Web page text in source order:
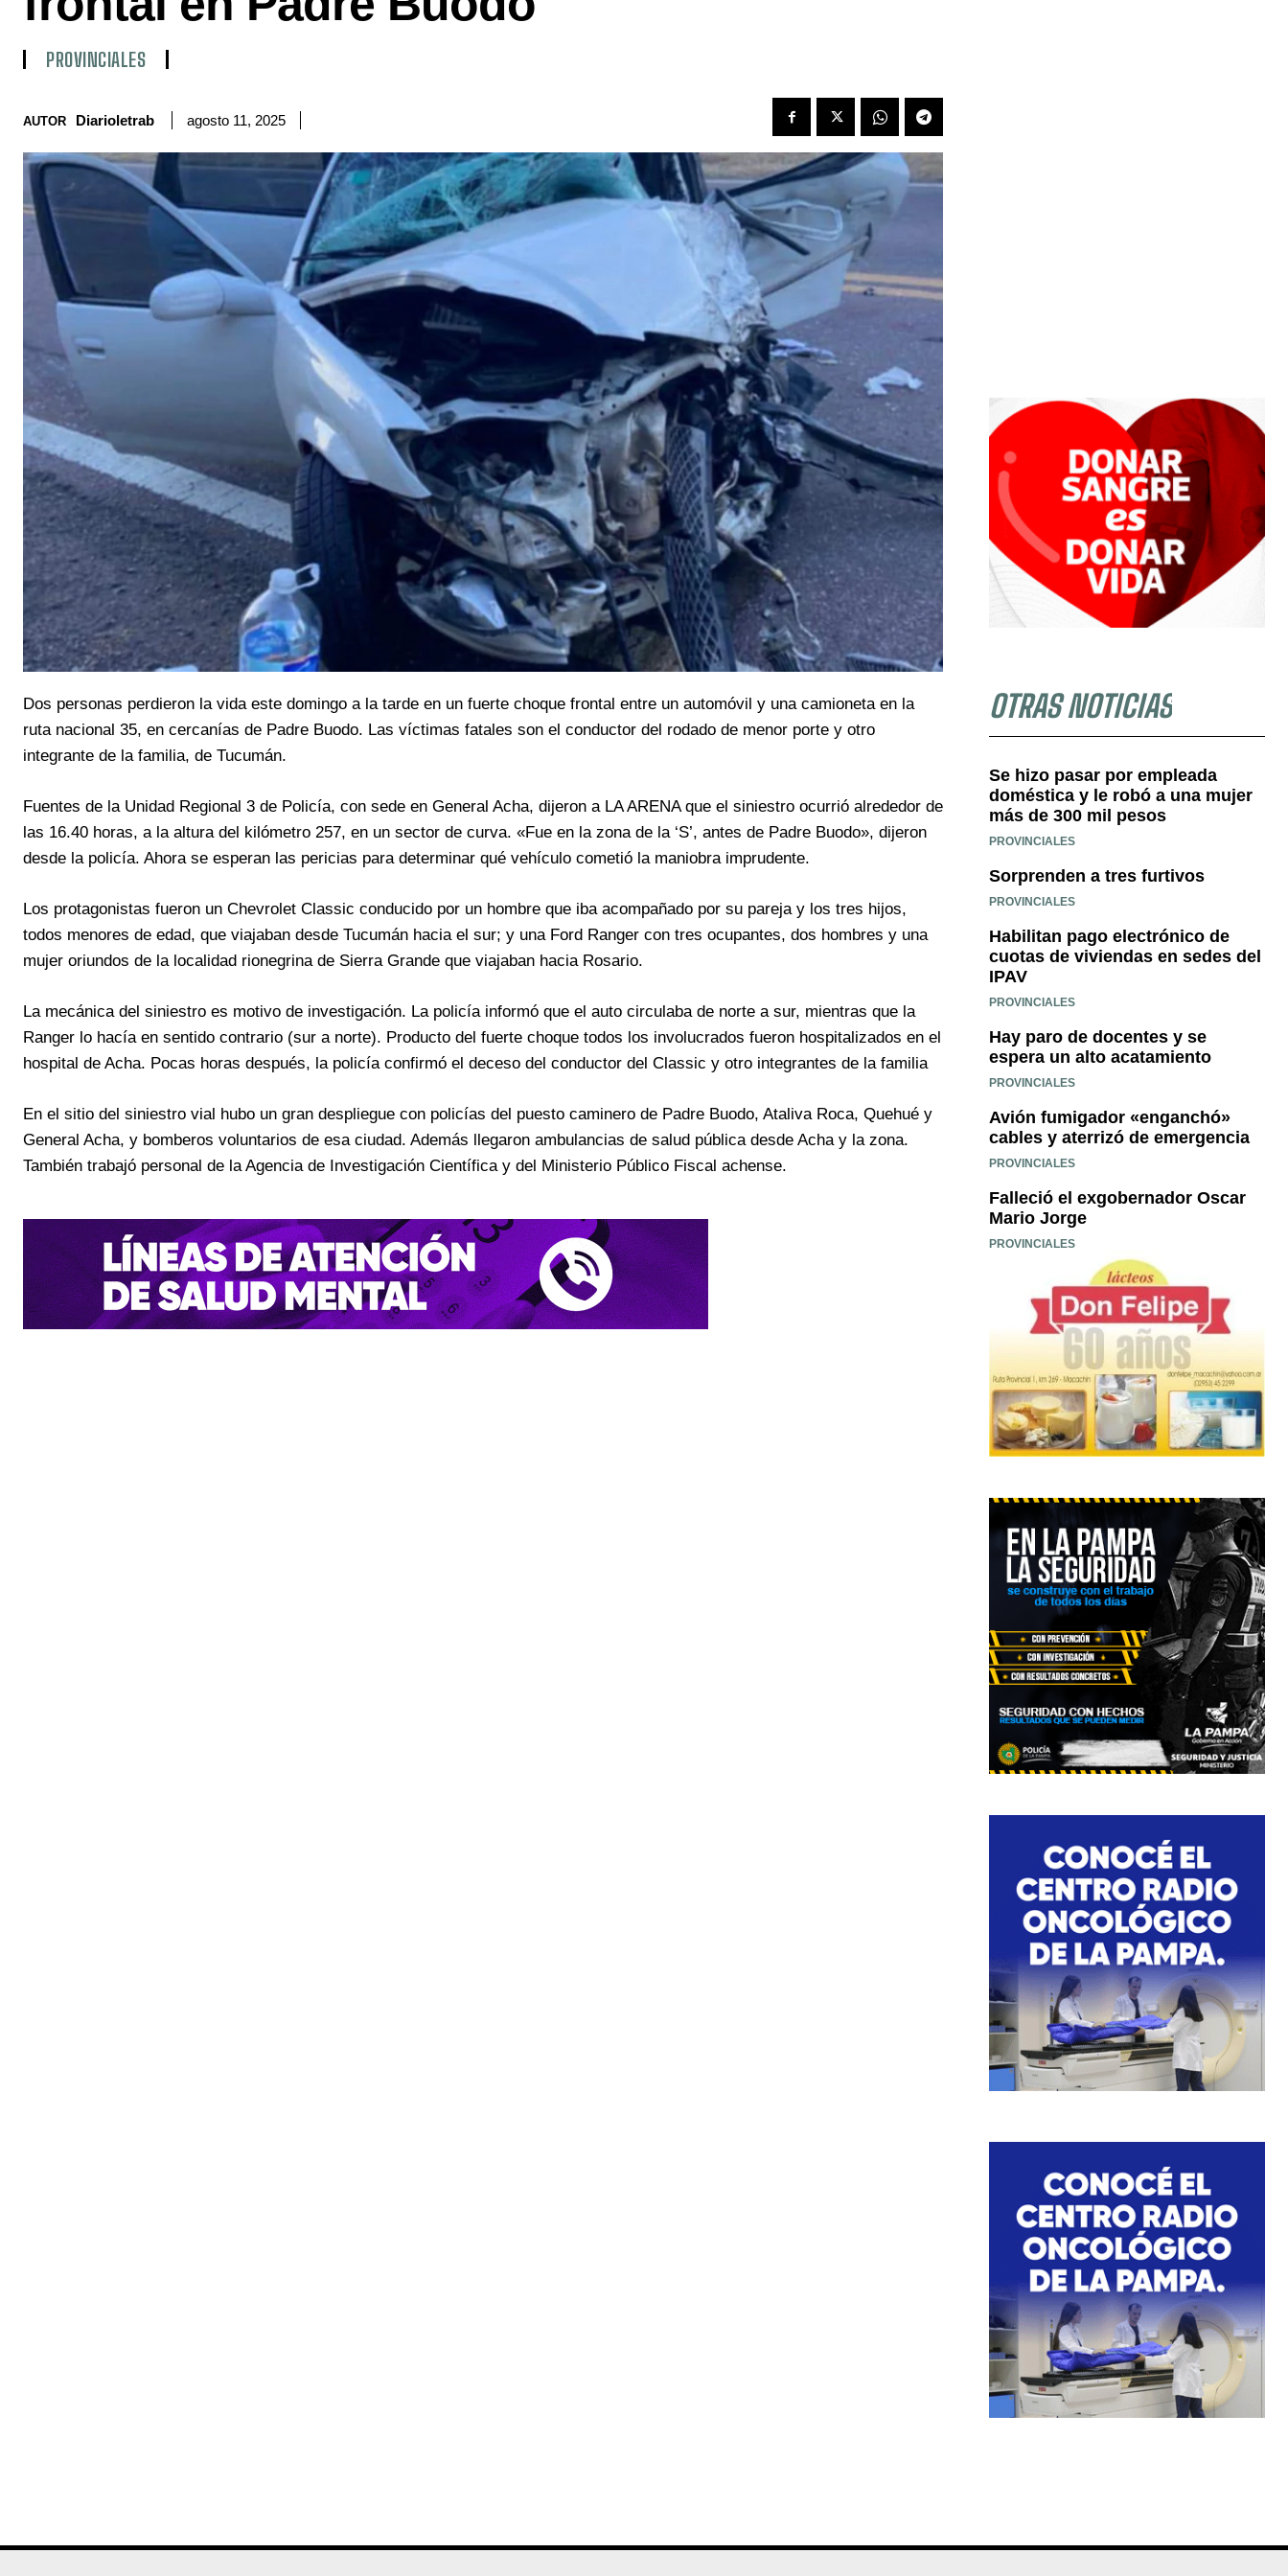
PROVINCIALES
AUTOR Diarioletrab agosto 11, 2025
Dos personas perdieron la vida este domingo a la tarde en un fuerte choque frontal entre un automóvil y una camioneta en la
ruta nacional 35, en cercanías de Padre Buodo. Las víctimas fatales son el conductor del rodado de menor porte y otro
integrante de la familia, de Tucumán.
Fuentes de la Unidad Regional 3 de Policía, con sede en General Acha, dijeron a LA ARENA que el siniestro ocurrió alrededor de
las 16.40 horas, a la altura del kilómetro 257, en un sector de curva. «Fue en la zona de la ‘S’, antes de Padre Buodo», dijeron
desde la policía. Ahora se esperan las pericias para determinar qué vehículo cometió la maniobra imprudente.
Los protagonistas fueron un Chevrolet Classic conducido por un hombre que iba acompañado por su pareja y los tres hijos,
todos menores de edad, que viajaban desde Tucumán hacia el sur; y una Ford Ranger con tres ocupantes, dos hombres y una
mujer oriundos de la localidad rionegrina de Sierra Grande que viajaban hacia Rosario.
La mecánica del siniestro es motivo de investigación. La policía informó que el auto circulaba de norte a sur, mientras que la
Ranger lo hacía en sentido contrario (sur a norte). Producto del fuerte choque todos los involucrados fueron hospitalizados en el
hospital de Acha. Pocas horas después, la policía confirmó el deceso del conductor del Classic y otro integrantes de la familia
En el sitio del siniestro vial hubo un gran despliegue con policías del puesto caminero de Padre Buodo, Ataliva Roca, Quehué y
General Acha, y bomberos voluntarios de esa ciudad. Además llegaron ambulancias de salud pública desde Acha y la zona.
También trabajó personal de la Agencia de Investigación Científica y del Ministerio Público Fiscal achense.
OTRAS NOTICIAS
Se hizo pasar por empleada
doméstica y le robó a una mujer
más de 300 mil pesos
PROVINCIALES
Sorprenden a tres furtivos
PROVINCIALES
Habilitan pago electrónico de
cuotas de viviendas en sedes del
IPAV
PROVINCIALES
Hay paro de docentes y se
espera un alto acatamiento
PROVINCIALES
Avión fumigador «enganchó»
cables y aterrizó de emergencia
PROVINCIALES
Falleció el exgobernador Oscar
Mario Jorge
PROVINCIALES